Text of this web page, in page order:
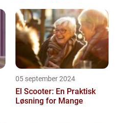
05 september 2024
El Scooter: En Praktisk
Løsning for Mange